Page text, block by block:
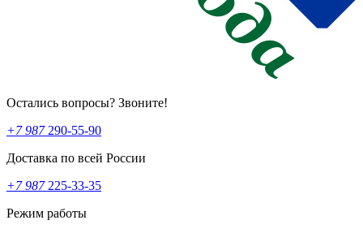
Остались вопросы? Звоните!
+7 987290-55-90
Доставка по всей России
+7 987225-33-35
Режим работы